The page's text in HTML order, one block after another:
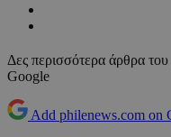
Δες περισσότερα άρθρα
Google
Add philenews.com on